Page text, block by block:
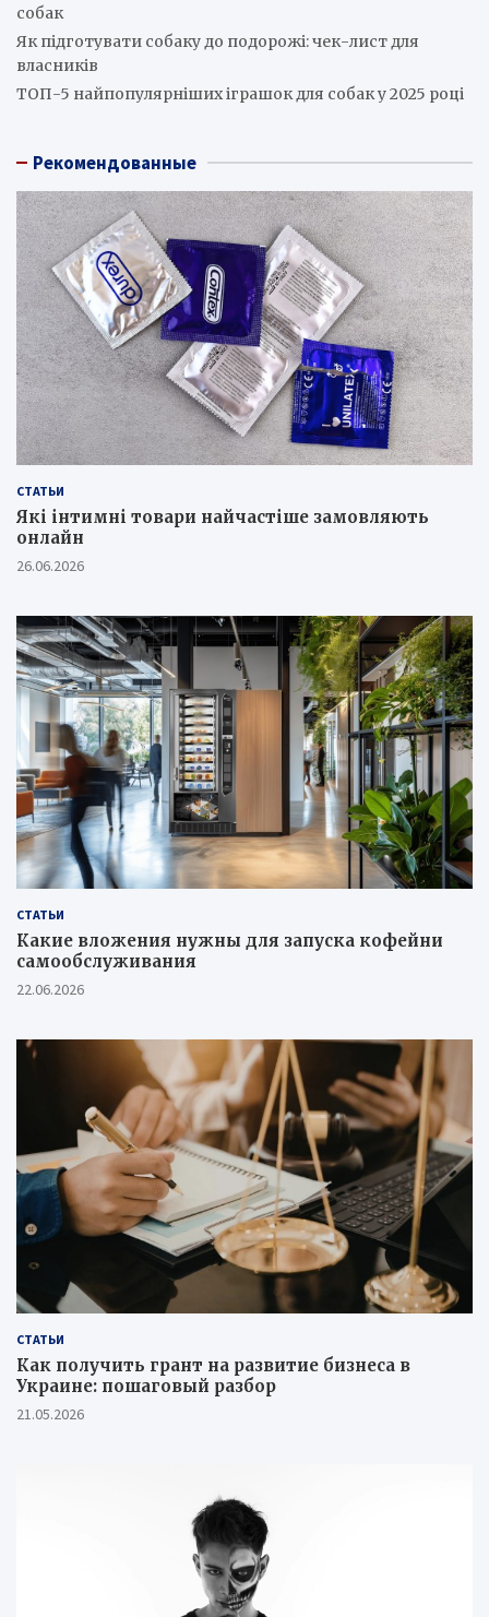
собак
Як підготувати собаку до подорожі: чек-лист для
власників
ТОП-5 найпопулярніших іграшок для собак у 2025 році
Рекомендованные
СТАТЬИ
Які інтимні товари найчастіше замовляють
онлайн
26.06.2026
СТАТЬИ
Какие вложения нужны для запуска кофейни
самообслуживания
22.06.2026
СТАТЬИ
Как получить грант на развитие бизнеса в
Украине: пошаговый разбор
21.05.2026